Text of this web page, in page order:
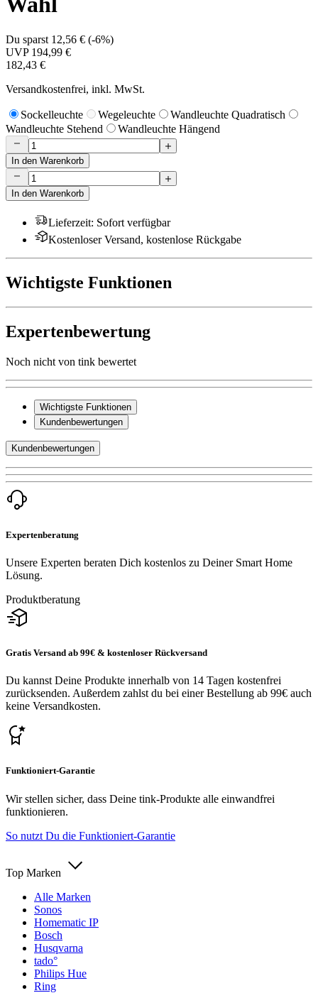
Du sparst 12,56 € (-6%)
UVP 194,99 €
182,43 €
Versandkostenfrei, inkl. MwSt.
Sockelleuchte Wegeleuchte
Wandleuchte Quadratisch
Wandleuchte Stehend
Wandleuchte Hängend
In den Warenkorb
In den Warenkorb
Lieferzeit: Sofort verfügbar
Kostenloser Versand, kostenlose Rückgabe
Wichtigste Funktionen
Expertenbewertung
Noch nicht von tink bewertet
Wichtigste Funktionen
Kundenbewertungen
Kundenbewertungen
Expertenberatung
Unsere Experten beraten Dich kostenlos zu Deiner Smart Home
Lösung.
Produktberatung
Gratis Versand ab 99€ & kostenloser Rückversand
Du kannst Deine Produkte innerhalb von 14 Tagen kostenfrei
zurücksenden. Außerdem zahlst du bei einer Bestellung ab 99€ auch
keine Versandkosten.
Funktioniert-Garantie
Wir stellen sicher, dass Deine tink-Produkte alle einwandfrei
funktionieren.
So nutzt Du die Funktioniert-Garantie
Top Marken
Alle Marken
Sonos
Homematic IP
Bosch
Husqvarna
tado°
Philips Hue
Ring